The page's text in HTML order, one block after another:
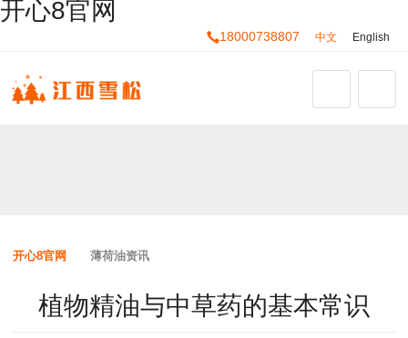
开心8官网
18000738807 中文 English
开心8官网 薄荷油资讯
植物精油与中草药的基本常识